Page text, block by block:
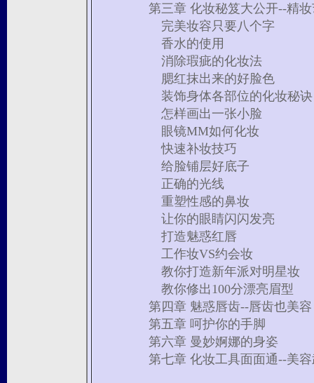
第三章 化妆秘笈大公开--精
完美妆容只要八个字
香水的使用
消除瑕疵的化妆法
腮红抹出来的好脸色
装饰身体各部位的化妆秘诀
怎样画出一张小脸
眼镜MM如何化妆
快速补妆技巧
给脸铺层好底子
正确的光线
重塑性感的鼻妆
让你的眼睛闪闪发亮
打造魅惑红唇
工作妆VS约会妆
教你打造新年派对明星妆
教你修出100分漂亮眉型
第四章 魅惑唇齿--唇齿也美容
第五章 呵护你的手脚
第六章 曼妙婀娜的身姿
第七章 化妆工具面面通--美